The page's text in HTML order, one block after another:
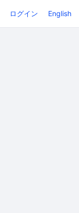
ログイン English